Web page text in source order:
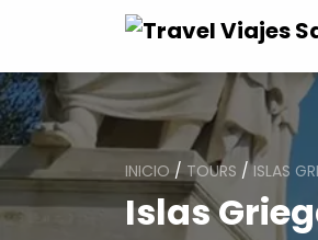
INICIO/TOURS /ISLAS
Islas